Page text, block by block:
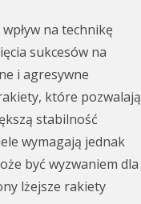
na technikę
sukcesów na
i agresywne
które pozwalają
stabilność
wymagają jednak
być wyzwaniem dla
lżejsze rakiety